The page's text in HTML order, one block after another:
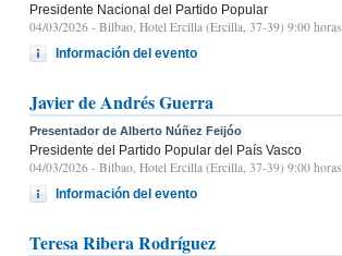
Presidente Nacional del Partido Popular
04/03/2026 - Bilbao, Hotel Ercilla (Ercilla, 37-39) 9:00 horas
Información del evento
Javier de Andrés Guerra
Presentador de Alberto Núñez Feijóo
Presidente del Partido Popular del País Vasco
04/03/2026 - Bilbao, Hotel Ercilla (Ercilla, 37-39) 9:00 horas
Información del evento
Teresa Ribera Rodríguez